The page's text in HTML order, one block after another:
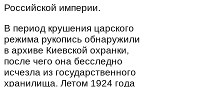
Российской империи.
В период крушения царского
режима рукопись обнаружили
в архиве Киевской охранки,
после чего она бесследно
исчезла из государственного
хранилища. Летом 1924 года